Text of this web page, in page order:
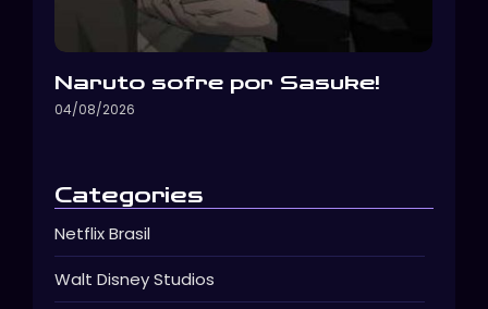
Naruto sofre por Sasuke!
04/08/2026
Categories
Netflix Brasil
Walt Disney Studios